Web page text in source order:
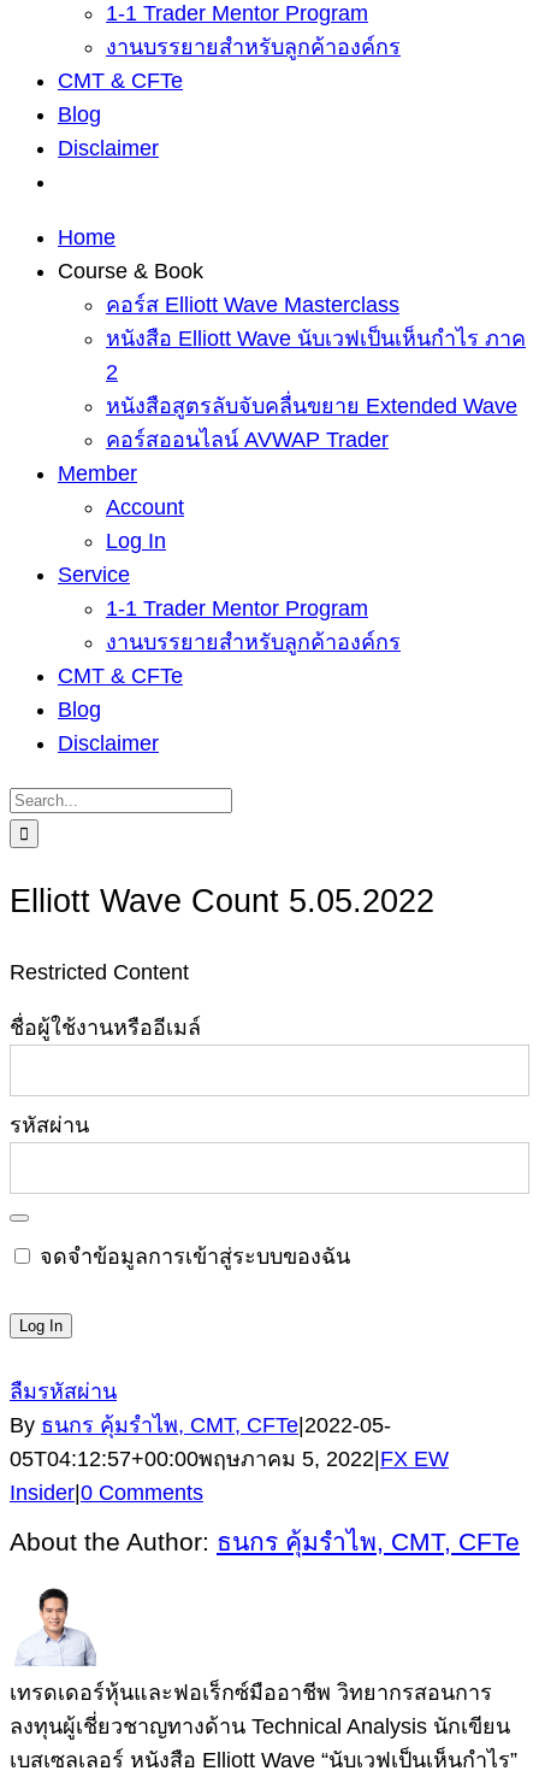
1-1 Trader Mentor Program
งานบรรยายสำหรับลูกค้าองค์กร
CMT & CFTe
Blog
Disclaimer
Home
Course & Book
คอร์ส Elliott Wave Masterclass
หนังสือ Elliott Wave นับเวฟเป็นเห็นกำไร ภาค
2
หนังสือสูตรลับจับคลื่นขยาย Extended Wave
คอร์สออนไลน์ AVWAP Trader
Member
Account
Log In
Service
1-1 Trader Mentor Program
งานบรรยายสำหรับลูกค้าองค์กร
CMT & CFTe
Blog
Disclaimer
Search
for:
Elliott Wave Count 5.05.2022
Restricted Content
ชื่อผู้ใช้งานหรืออีเมล์
รหัสผ่าน
จดจำข้อมูลการเข้าสู่ระบบของฉัน
ลืมรหัสผ่าน
By ธนกร คุ้มรำไพ, CMT, CFTe|2022-05-
05T04:12:57+00:00พฤษภาคม 5, 2022|FX EW
Insider|0 Comments
About the Author: ธนกร คุ้มรำไพ, CMT, CFTe
เทรดเดอร์หุ้นและฟอเร็กซ์มืออาชีพ วิทยากรสอนการ
ลงทุนผู้เชี่ยวชาญทางด้าน Technical Analysis นักเขียน
เบสเซลเลอร์ หนังสือ Elliott Wave “นับเวฟเป็นเห็นกำไร”